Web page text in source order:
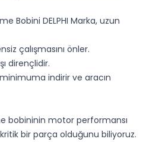
Bobini DELPHI Marka, uzun
çalışmasını önler.
dirençlidir.
indirir ve aracın
bobininin motor performansı
bir parça olduğunu biliyoruz.